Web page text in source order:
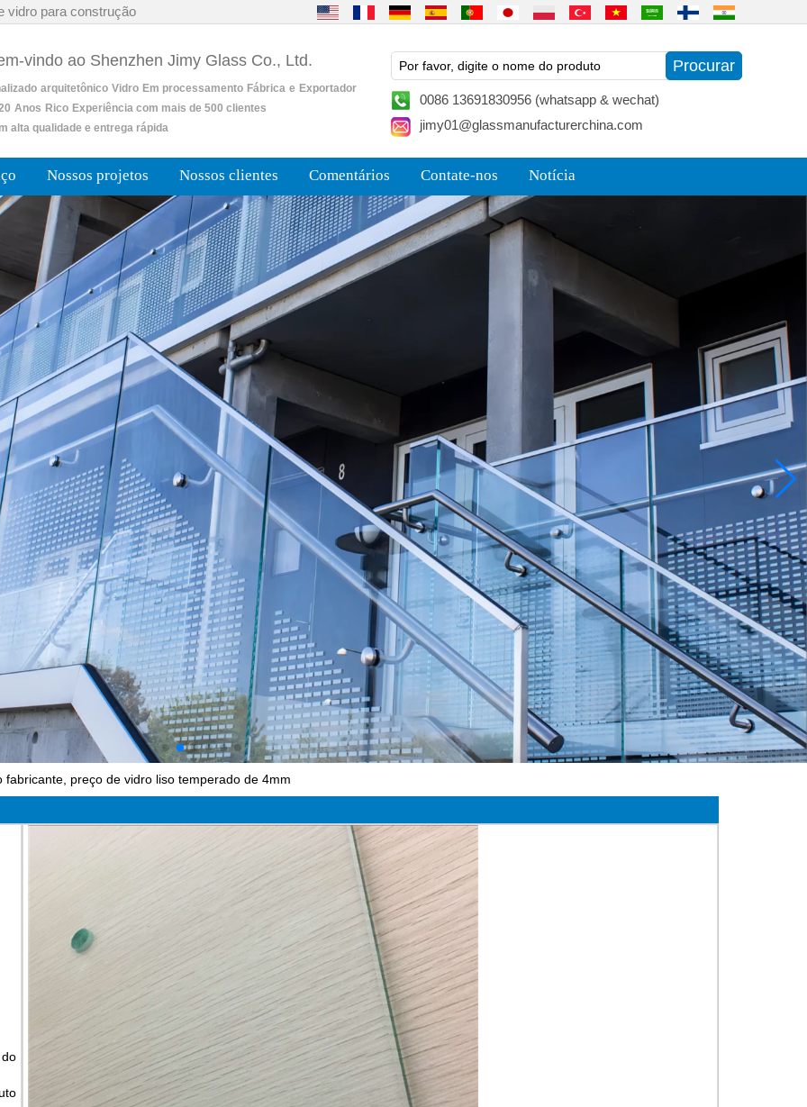
vidro para construção
vindo ao Shenzhen Jimy Glass Co., Ltd.
arquitetônico Vidro Em processamento Fábrica e Exportador
Anos Rico Experiência com mais de 500 clientes
alta qualidade e entrega rápida
0086 13691830956 (whatsapp & wechat)
jimy01@glassmanufacturerchina.com
Nossos projetos Nossos clientes Comentários Contate-nos Notícia
preço de vidro liso temperado de 4mm